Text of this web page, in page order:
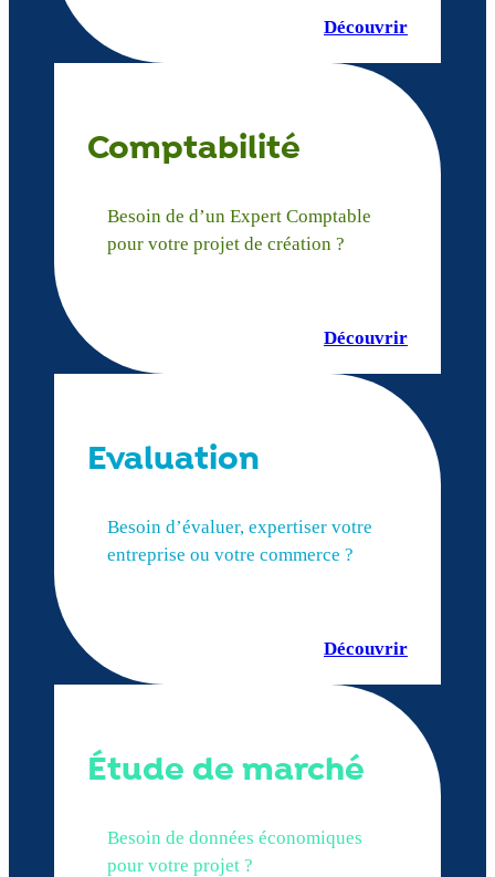
Découvrir
Comptabilité
Besoin de d’un Expert Comptable
pour votre projet de création ?
Découvrir
Evaluation
Besoin d’évaluer, expertiser votre
entreprise ou votre commerce ?
Découvrir
Étude de marché
Besoin de données économiques
pour votre projet ?